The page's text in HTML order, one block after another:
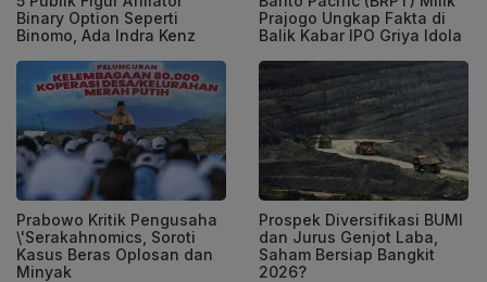
Binary Option Seperti
Binomo, Ada Indra Kenz
Prajogo Ungkap Fakta di
Balik Kabar IPO Griya Idola
Prabowo Kritik Pengusaha
\'Serakahnomics, Soroti
Kasus Beras Oplosan dan
Minyak
Prospek Diversifikasi BUMI
dan Jurus Genjot Laba,
Saham Bersiap Bangkit
2026?